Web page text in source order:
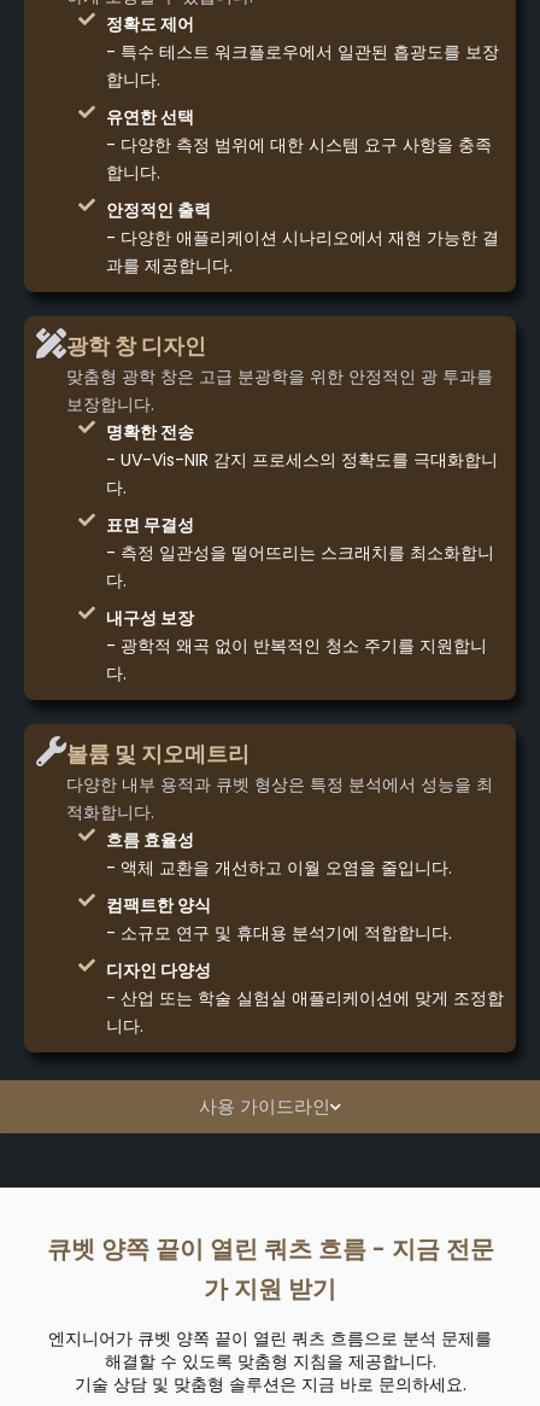
사용 가이드라인
정확도 제어
- 특수 테스트 워크플로우에서 일관된 흡광도를 보장
합니다.
유연한 선택
- 다양한 측정 범위에 대한 시스템 요구 사항을 충족
합니다.
안정적인 출력
- 다양한 애플리케이션 시나리오에서 재현 가능한 결
과를 제공합니다.
광학 창 디자인
맞춤형 광학 창은 고급 분광학을 위한 안정적인 광 투과를
보장합니다.
명확한 전송
- UV-Vis-NIR 감지 프로세스의 정확도를 극대화합니
다.
표면 무결성
- 측정 일관성을 떨어뜨리는 스크래치를 최소화합니
다.
내구성 보장
- 광학적 왜곡 없이 반복적인 청소 주기를 지원합니
다.
볼륨 및 지오메트리
다양한 내부 용적과 큐벳 형상은 특정 분석에서 성능을 최
적화합니다.
흐름 효율성
- 액체 교환을 개선하고 이월 오염을 줄입니다.
컴팩트한 양식
- 소규모 연구 및 휴대용 분석기에 적합합니다.
디자인 다양성
- 산업 또는 학술 실험실 애플리케이션에 맞게 조정합
니다.
큐벳 양쪽 끝이 열린 쿼츠 흐름 - 지금 전문
가 지원 받기
엔지니어가 큐벳 양쪽 끝이 열린 쿼츠 흐름으로 분석 문제를
해결할 수 있도록 맞춤형 지침을 제공합니다.
기술 상담 및 맞춤형 솔루션은 지금 바로 문의하세요.